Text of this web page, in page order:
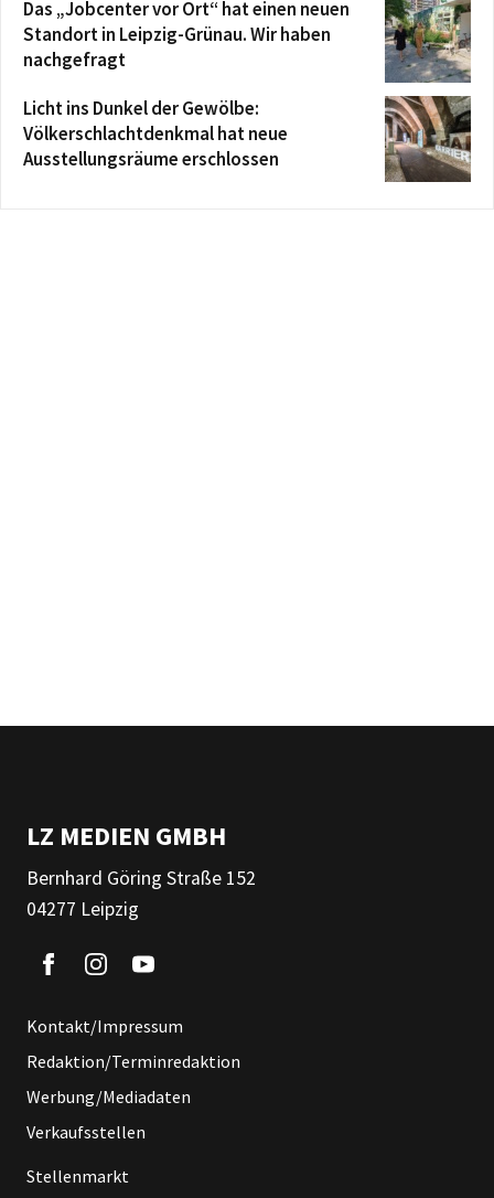
Das „Jobcenter vor Ort“ hat einen neuen
Standort in Leipzig-Grünau. Wir haben
nachgefragt
Licht ins Dunkel der Gewölbe:
Völkerschlachtdenkmal hat neue
Ausstellungsräume erschlossen
LZ MEDIEN GMBH
Bernhard Göring Straße 152
04277 Leipzig
Kontakt/Impressum
Redaktion/Terminredaktion
Werbung/Mediadaten
Verkaufsstellen
Stellenmarkt